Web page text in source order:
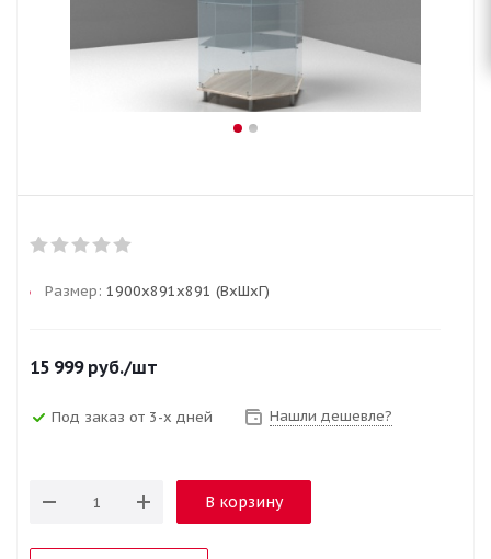
Размер: 1900х891х891 (ВхШхГ)
15 999руб./шт
Под заказ от 3-х дней Нашли дешевле?
В корзину